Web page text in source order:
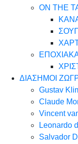
ON THE
ΔΙΑΣΗΜΟΙ
Gustav
Claude
Vincent
Leonardo
Salvador